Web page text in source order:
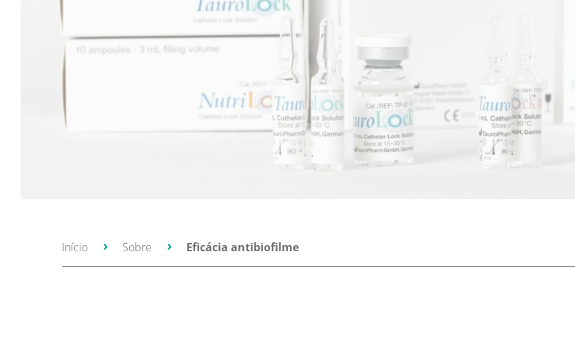
Início Sobre Eficácia antibiofilme